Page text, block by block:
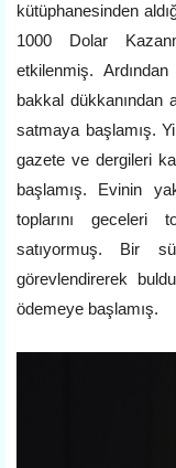
kütüphanesinden
1000 Dolar
etkilenmiş.
bakkal dükkanından
satmaya başlamış.
gazete ve dergileri
başlamış. Evinin
toplarını geceleri
satıyormuş. Bir
görevlendirerek
ödemeye başlamış.